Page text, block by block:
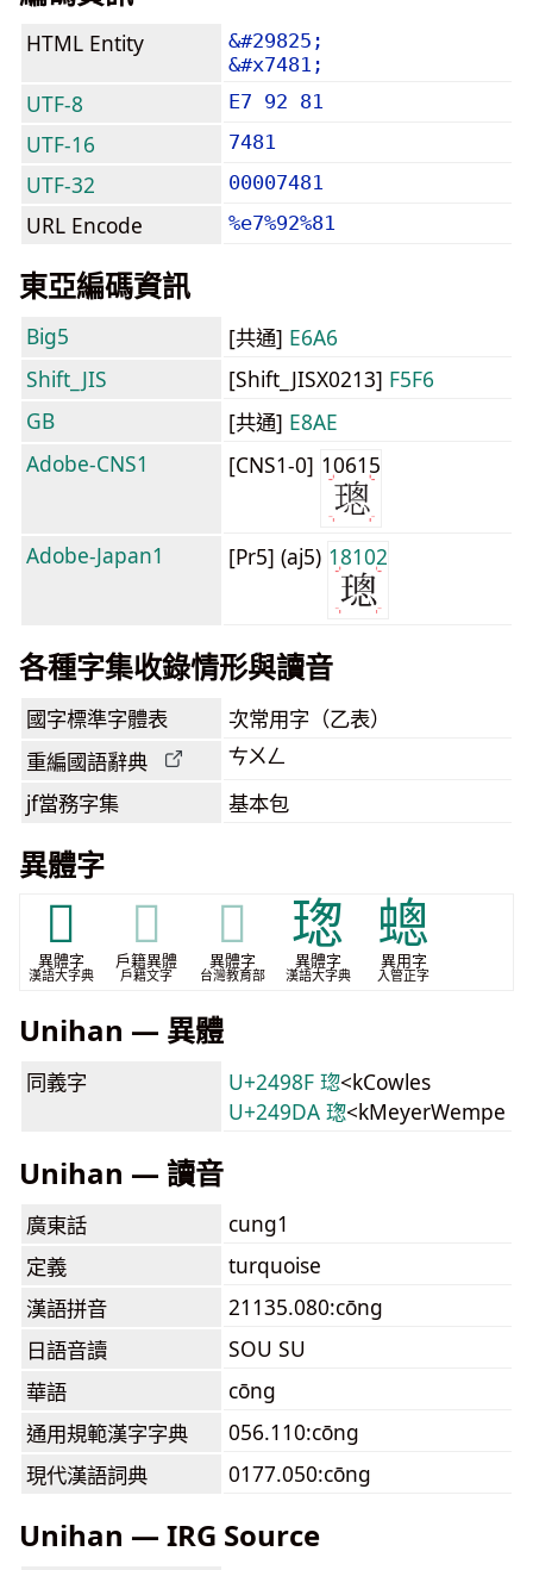
HTML Entity
&#29825;
&#x7481;
UTF-8 E7 92 81
UTF-16 7481
UTF-32 00007481
URL Encode %e7%92%81
東亞編碼資訊
Big5 [共通] E6A6
Shift_JIS
[Shift_JISX0213] F5F6
GB
[共通] E8AE
Adobe-CNS1
[CNS1-0] 10615
Adobe-Japan1 [Pr5] (aj5) 18102
各種字集收錄情形與讀音
國字標準字體表 次常用字（乙表）
重編國語辭典 ㄘㄨㄥ
jf當務字集 基本包
異體字
𤥼
異體字
漢語大字典
𤥼
戶籍異體
戶籍文字
𤥼
異體字
台灣教育部
𤧚
異體字
漢語大字典
蟌
異用字
入管正字
Unihan — 異體
同義字 U+2498F 𤦏<kCowles
U+249DA 𤧚<kMeyerWempe
Unihan — 讀音
廣東話
cung1
定義
turquoise
漢語拼音
21135.080:cōng
日語音讀
SOU SU
華語
cōng
通用規範漢字字典
056.110:cōng
現代漢語詞典
0177.050:cōng
Unihan — IRG Source